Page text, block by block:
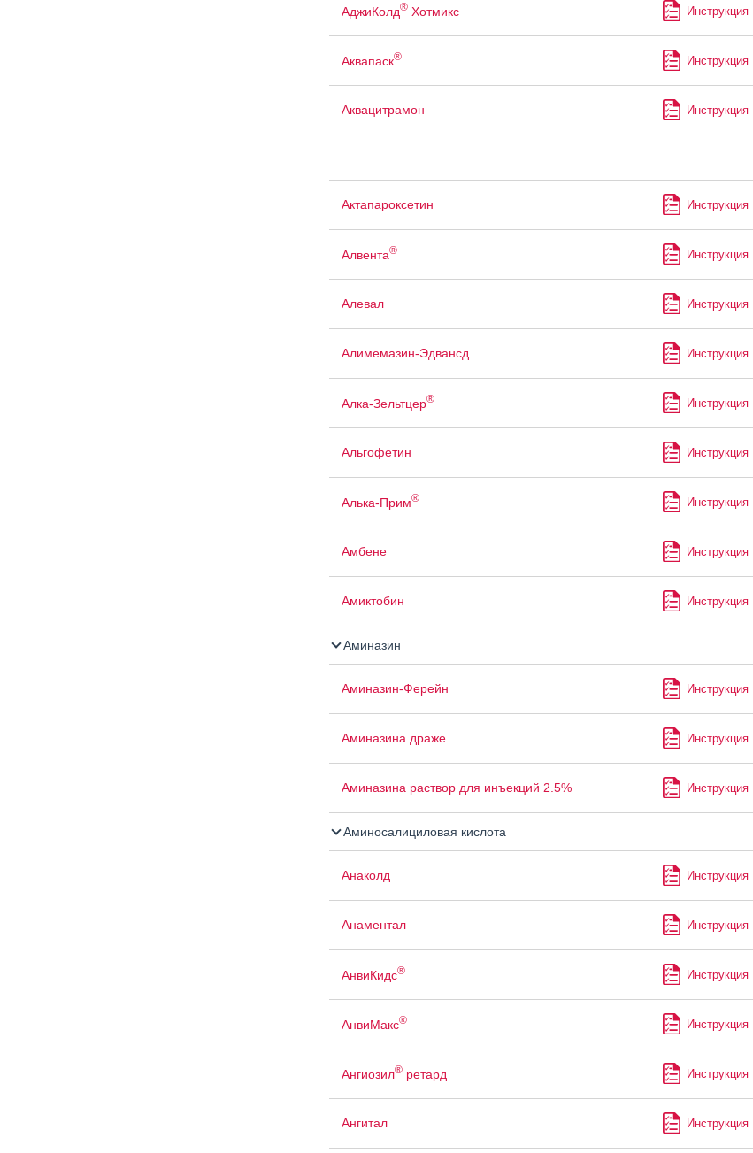
АджиКолд®Хотмикс Инструкция
Аквапаск® Инструкция
Аквацитрамон Инструкция
Актапароксетин Инструкция
Алвента® Инструкция
Алевал Инструкция
Алимемазин-Эдвансд Инструкция
Алка-Зельтцер® Инструкция
Альгофетин Инструкция
Алька-Прим® Инструкция
Амбене Инструкция
Амиктобин Инструкция
Аминазин
Аминазин-Ферейн Инструкция
Аминазина драже Инструкция
Аминазина раствор для инъекций 2.5% Инструкция
Аминосалициловая кислота
Анаколд Инструкция
Анаментал Инструкция
АнвиКидс® Инструкция
АнвиМакс® Инструкция
Ангиозил®ретард Инструкция
Ангитал Инструкция